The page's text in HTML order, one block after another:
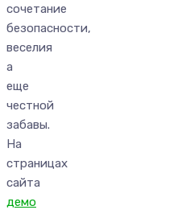
сочетание
безопасности,
веселия
а
еще
честной
забавы.
На
страницах
сайта
демо